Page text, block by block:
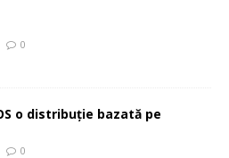
0
o distribuție bazată pe
0